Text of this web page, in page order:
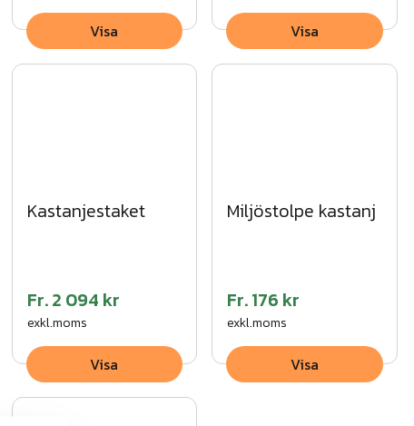
Visa Visa
Kastanjestaket
Fr.2 094 kr
exkl.moms
Visa
Miljöstolpe kastanj
Fr.176 kr
exkl.moms
Visa